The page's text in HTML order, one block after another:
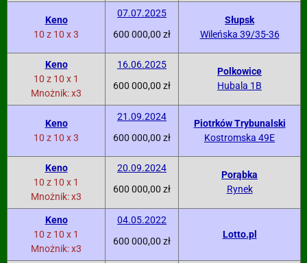
Keno
10 z 10 x 3
07.07.2025
600 000,00 zł
Słupsk
Wileńska 39/35-36
Keno
10 z 10 x 1
Mnożnik: x3
16.06.2025
600 000,00 zł
Polkowice
Hubala 1B
Keno
10 z 10 x 3
21.09.2024
600 000,00 zł
Piotrków Trybunalski
Kostromska 49E
Keno
10 z 10 x 1
Mnożnik: x3
20.09.2024
600 000,00 zł
Porąbka
Rynek
Keno
10 z 10 x 1
Mnożnik: x3
04.05.2022
600 000,00 zł
Lotto.pl